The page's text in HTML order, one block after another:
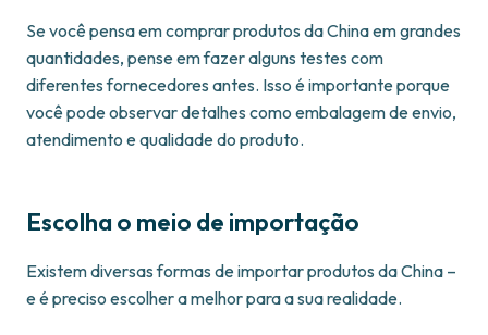
Se você pensa em comprar produtos da China em grandes
quantidades, pense em fazer alguns testes com
diferentes fornecedores antes. Isso é importante porque
você pode observar detalhes como embalagem de envio,
atendimento e qualidade do produto.
Escolha o meio de importação
Existem diversas formas de importar produtos da China –
e é preciso escolher a melhor para a sua realidade.